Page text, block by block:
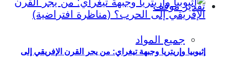
تقدير موقف
جميع المواد
إثيوبيا وإريتريا وجبهة تيغراي: من يجر القرن الإفريقي إلى